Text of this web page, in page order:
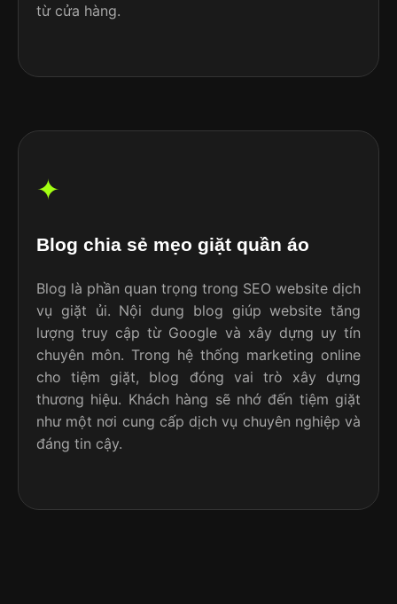
từ cửa hàng.
✦
Blog chia sẻ mẹo giặt quần áo
Blog là phần quan trọng trong SEO website dịch
vụ giặt ủi. Nội dung blog giúp website tăng
lượng truy cập từ Google và xây dựng uy tín
chuyên môn. Trong hệ thống marketing online
cho tiệm giặt, blog đóng vai trò xây dựng
thương hiệu. Khách hàng sẽ nhớ đến tiệm giặt
như một nơi cung cấp dịch vụ chuyên nghiệp và
đáng tin cậy.